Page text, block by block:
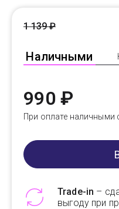
Наличными
1 139 ₽
990 ₽
При оплате наличными
Trade-in –
выгоду при